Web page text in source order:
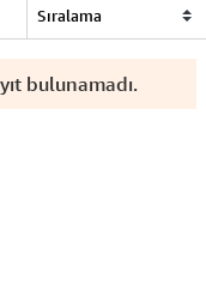
bulunamadı.